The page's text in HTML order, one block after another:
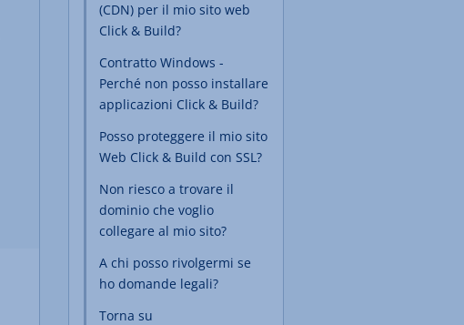
(CDN) per il mio sito web
Click & Build?
Contratto Windows -
Perché non posso installare
applicazioni Click & Build?
Posso proteggere il mio sito
Web Click & Build con SSL?
Non riesco a trovare il
dominio che voglio
collegare al mio sito?
A chi posso rivolgermi se
ho domande legali?
Torna su